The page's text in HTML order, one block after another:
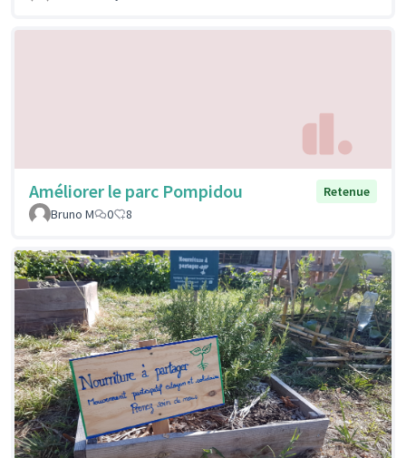
Améliorer le parc Pompidou
Retenue
Bruno M
0 8